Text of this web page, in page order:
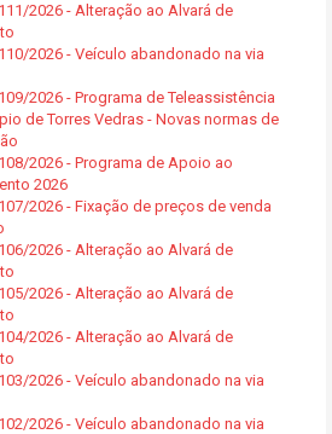
2026 - Alteração ao Alvará de
2026 - Veículo abandonado na via
2026 - Programa de Teleassistência
de Torres Vedras - Novas normas de
2026 - Programa de Apoio ao
2026
2026 - Fixação de preços de venda
2026 - Alteração ao Alvará de
2026 - Alteração ao Alvará de
2026 - Alteração ao Alvará de
2026 - Veículo abandonado na via
2026 - Veículo abandonado na via